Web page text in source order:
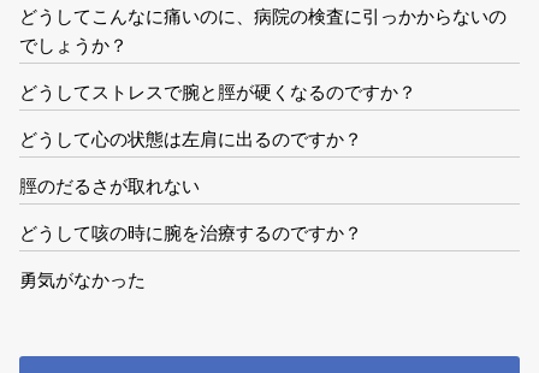
どうしてこんなに痛いのに、病院の検査に引っかからないの
でしょうか？
どうしてストレスで腕と脛が硬くなるのですか？
どうして心の状態は左肩に出るのですか？
脛のだるさが取れない
どうして咳の時に腕を治療するのですか？
勇気がなかった